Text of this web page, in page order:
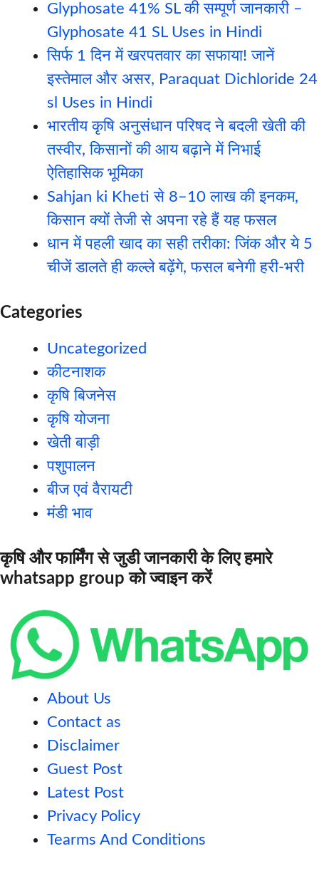
Glyphosate 41% SL की सम्पूर्ण जानकारी –
Glyphosate 41 SL Uses in Hindi
सिर्फ 1 दिन में खरपतवार का सफाया! जानें
इस्तेमाल और असर, Paraquat Dichloride 24
sl Uses in Hindi
भारतीय कृषि अनुसंधान परिषद ने बदली खेती की
तस्वीर, किसानों की आय बढ़ाने में निभाई
ऐतिहासिक भूमिका
Sahjan ki Kheti से 8–10 लाख की इनकम,
किसान क्यों तेजी से अपना रहे हैं यह फसल
धान में पहली खाद का सही तरीका: जिंक और ये 5
चीजें डालते ही कल्ले बढ़ेंगे, फसल बनेगी हरी-भरी
Categories
Uncategorized
कीटनाशक
कृषि बिजनेस
कृषि योजना
खेती बाड़ी
पशुपालन
बीज एवं वैरायटी
मंडी भाव
कृषि और फार्मिंग से जुडी जानकारी के लिए हमारे
whatsapp group को ज्वाइन करें
About Us
Contact as
Disclaimer
Guest Post
Latest Post
Privacy Policy
Tearms And Conditions